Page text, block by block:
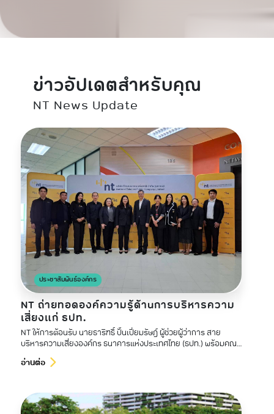
ภูมิคุ้มกันไซเบอร์ให้เด็กไทยสู่
ข่าวอัปเดตสำหรับคุณ
NT News Update
ประชาสัมพันธ์องค์กร
NT ถ่ายทอดองค์ความรู้ด้านการบริหารความ
เสี่ยงแก่ ธปท.
NT ให้การต้อนรับ นายธาริฑธิ์ ปั้นเปี่ยมรัษฎ์ ผู้ช่วยผู้ว่าการ สาย
บริหารความเสี่ยงองค์กร ธนาคารแห่งประเทศไทย (ธปท.) พร้อมคณะ
ผู้บริหารและคณะทำงาน ในโอกาสเข้าศึกษาดูงานด้านการบริหาร
ความเสี่ยงในภาวะวิกฤตและแผนความต่อเนื่องทางธุรกิจ
อ่านต่อ